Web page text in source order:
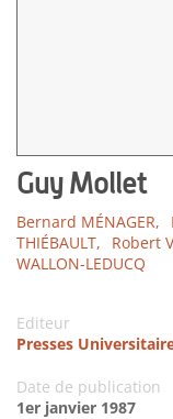
Guy Mollet
Bernard MÉNAGER,
THIÉBAULT,
Robert
WALLON-LEDUCQ
Editeur
Presses
Date de publication
1er janvier 1987